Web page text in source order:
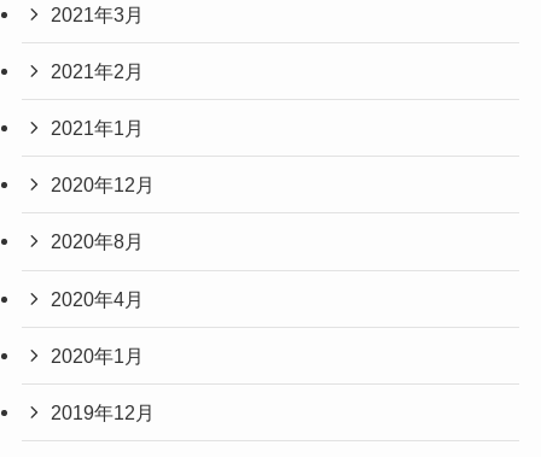
2021年3月
2021年2月
2021年1月
2020年12月
2020年8月
2020年4月
2020年1月
2019年12月